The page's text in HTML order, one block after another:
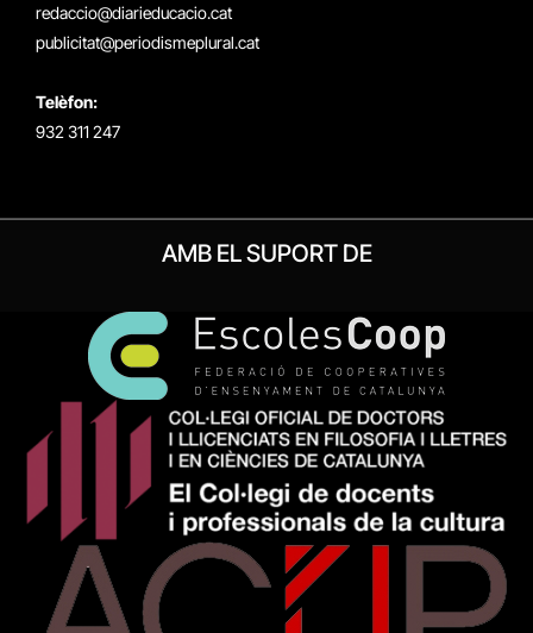
redaccio@diarieducacio.cat
publicitat@periodismeplural.cat
Telèfon:
932 311 247
AMB EL SUPORT DE